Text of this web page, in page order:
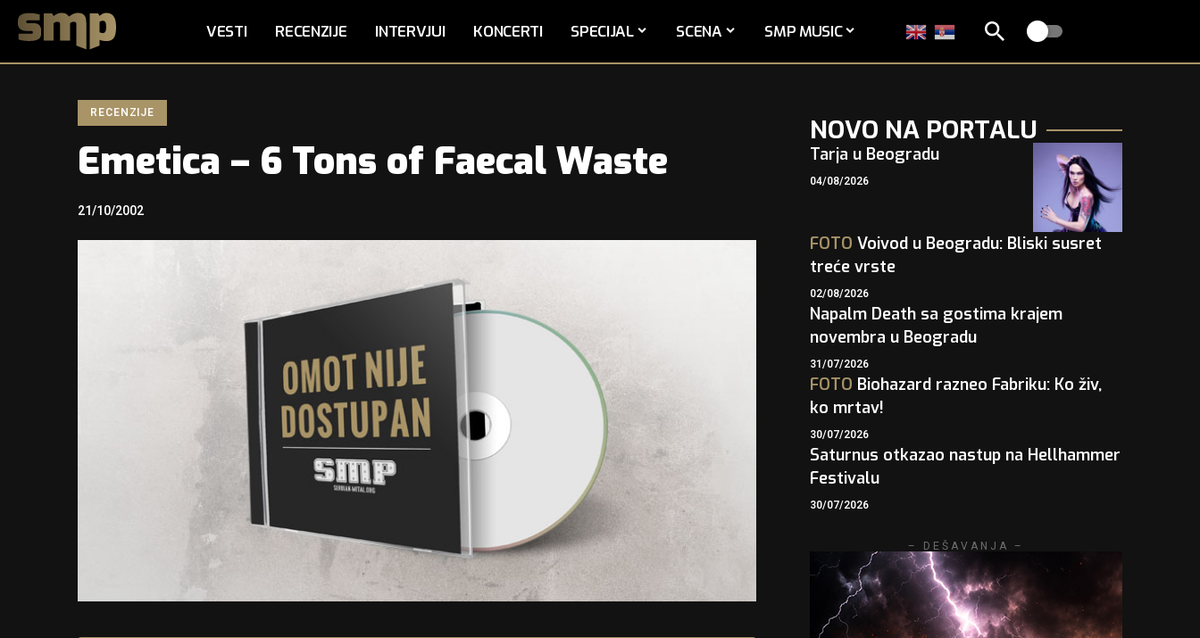
VESTI RECENZIJE INTERVJUI KONCERTI SPECIJAL SCENA SMP MUSIC
RECENZIJE
Emetica – 6 Tons of Faecal Waste
21/10/2002
NOVO NA PORTALU
Tarja u Beogradu
04/08/2026
FOTO Voivod u Beogradu: Bliski susret
treće vrste
02/08/2026
Napalm Death sa gostima krajem
novembra u Beogradu
31/07/2026
FOTO Biohazard razneo Fabriku: Ko živ,
ko mrtav!
30/07/2026
Saturnus otkazao nastup na Hellhammer
Festivalu
30/07/2026
– DEŠAVANJA –